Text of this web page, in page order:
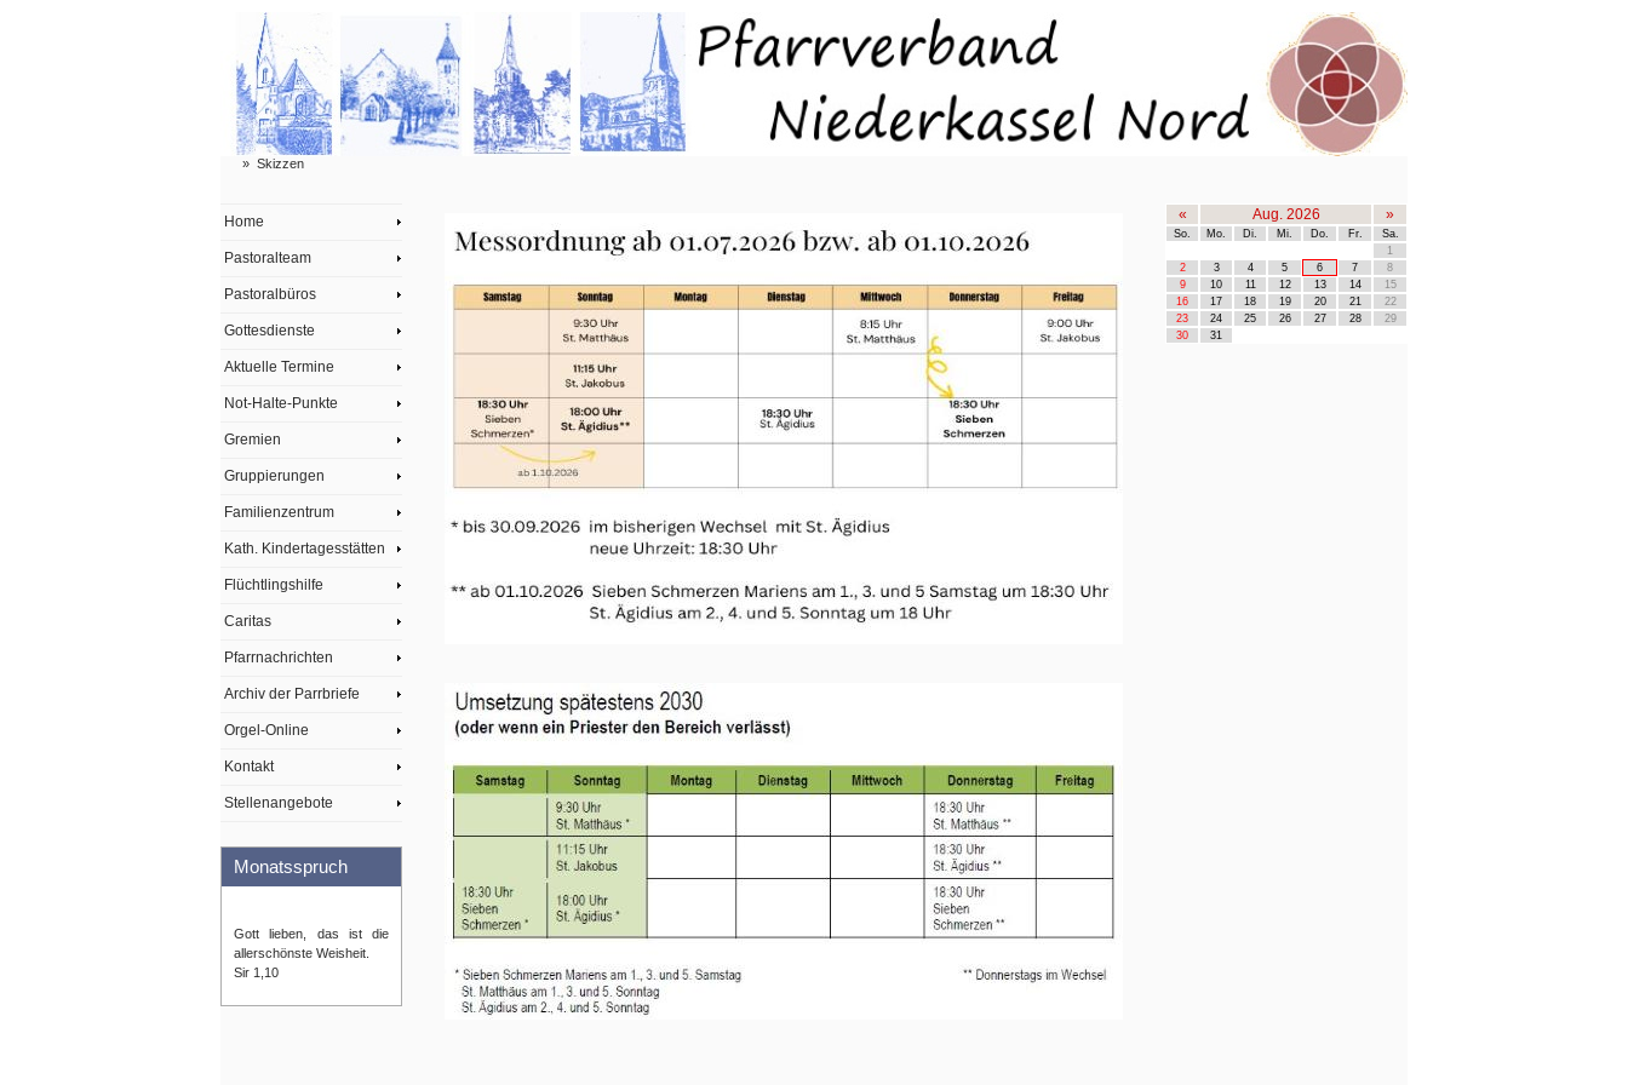
» Skizzen
Home
Pastoralteam
Pastoralbüros
Gottesdienste
Aktuelle Termine
Not-Halte-Punkte
Gremien
Gruppierungen
Familienzentrum
Kath. Kindertagesstätten
Flüchtlingshilfe
Caritas
Pfarrnachrichten
Archiv der Parrbriefe
Orgel-Online
Kontakt
Stellenangebote
Monatsspruch
Gott lieben, das ist die
allerschönste Weisheit.
Sir 1,10
« Aug. 2026 »
So. Mo. Di. Mi. Do. Fr.
Sa.
1
2
3 4 5 6 7
8
9
10 11 12 13 14
15
16
17 18 19 20 21
22
23
24 25 26 27 28
29
30
31